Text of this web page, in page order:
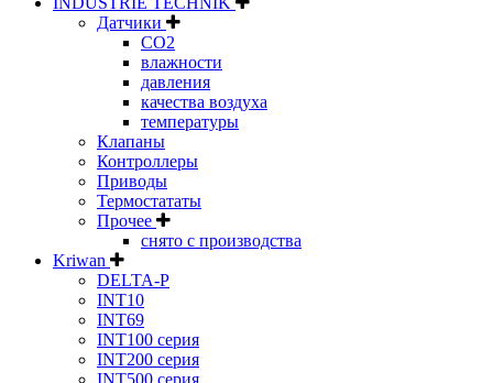
Датчики
CO2
влажности
давления
качества воздуха
температуры
Клапаны
Контроллеры
Приводы
Термостататы
Прочее
снято с производства
Kriwan
DELTA-P
INT10
INT69
INT100 серия
INT200 серия
INT500 серия